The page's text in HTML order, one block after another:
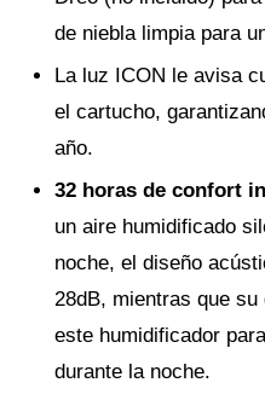
de niebla limpia para
La luz ICON le avisa
el cartucho,
año.
32 horas de confort
un aire humidificado
noche, el diseño
28dB, mientras que
este humidificador
durante la noche.